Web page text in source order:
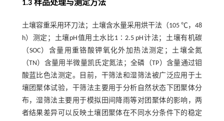
1.3 样品处理与测定方法
土壤容重采用环刀法；土壤含水量采用烘干法（105 ℃，48
h）测定；土壤pH值用土水比1∶2.5 pH计法；土壤有机碳
（SOC）含量用重铬酸钾氧化外加热法测定；土壤全氮
（TN）含量用半微量凯氏定氮法；全磷（TP）含量通过钼
酸蓝比色法测定。目前，干筛法和湿筛法被广泛应用于土
壤团聚体试验，干筛法主要用于分析自然状态下团聚体分
布，湿筛法主要用于模拟田间降雨等对团聚体的影响，两
者结果差异可以反映土壤团聚体在不同水分条件下的稳定